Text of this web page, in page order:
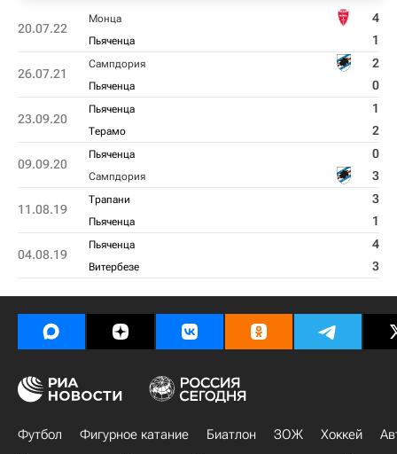
20.07.22
Монца 4
Пьяченца 1
26.07.21
Сампдория 2
Пьяченца 0
23.09.20
Пьяченца 1
Терамо 2
09.09.20
Пьяченца 0
Сампдория 3
11.08.19
Трапани 3
Пьяченца 1
04.08.19
Пьяченца 4
Витербезе 3
Футбол Фигурное катание Биатлон ЗОЖ Хоккей